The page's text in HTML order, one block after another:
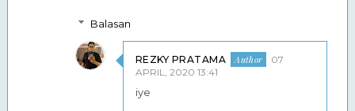
Balasan
REZKY PRATAMA
07
APRIL, 2020 13:41
iye